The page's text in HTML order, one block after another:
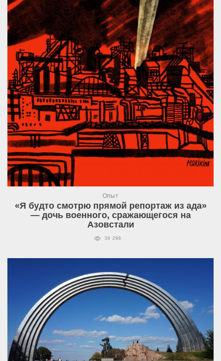
Опыт
«Я будто смотрю прямой репортаж из ада»
— дочь военного, сражающегося на
Азовстали
39 296